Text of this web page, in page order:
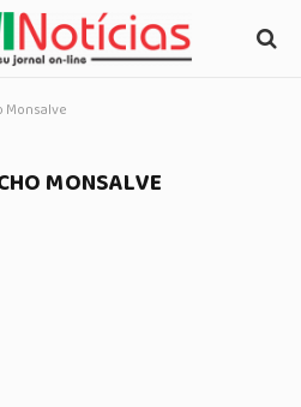
Monsalve
MONSALVE